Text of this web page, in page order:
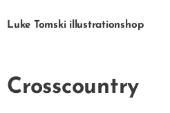
Luke Tomski illustrationshop
Crosscountry